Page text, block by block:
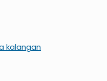
kalangan